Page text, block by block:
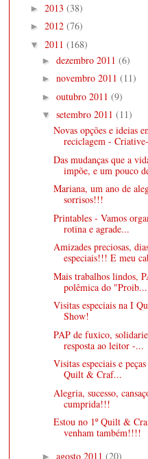
► 2013 (38)
► 2012 (76)
▼ 2011 (168)
► dezembro 2011 (6)
► novembro 2011 (11)
► outubro 2011 (9)
▼ setembro 2011 (11)
Novas opções e ideias
reciclagem -
Das mudanças que a
impõe, e um pouco
Mariana, um ano de
sorrisos!!!
Printables - Vamos
rotina e agrade...
Amizades preciosas,
especiais!!! E meu
Mais trabalhos lindos,
polêmica do "Proib...
Visitas especiais na I
Show!
PAP de fuxico,
resposta ao leitor -...
Visitas especiais e
Quilt & Craf...
Alegria, sucesso,
cumprida!!!
Estou no 1º Quilt &
venham também!!!!
► agosto 2011 (20)